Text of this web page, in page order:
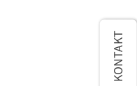
KONTAKT